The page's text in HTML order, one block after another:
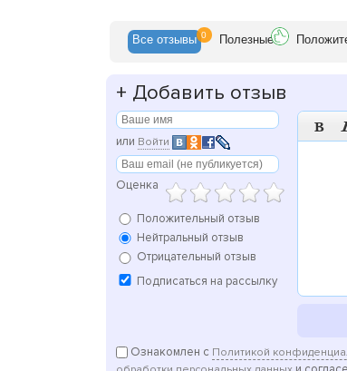
Все отзывы 0 Полезные Положит
+ Добавить отзыв
или Войти
Оценка
Положительный отзыв
Нейтральный отзыв
Отрицательный отзыв
Подписаться на рассылку

Ознакомлен с Политикой